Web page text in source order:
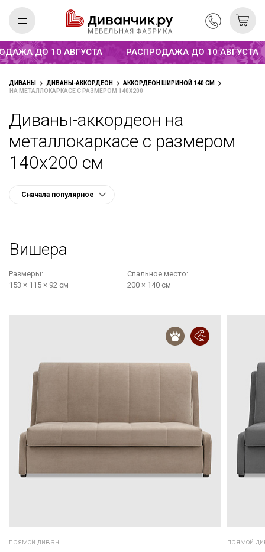
Распродажа до 10 августа
ДО 10 АВГУСТА
РАСПРОДАЖА ДО 10 АВГУСТА
ДИВАНЫ ДИВАНЫ-АККОРДЕОН
АККОРДЕОН ШИРИНОЙ 140 СМ
НА МЕТАЛЛОКАРКАСЕ С РАЗМЕРОМ 140Х200
Диваны-аккордеон на
металлокаркасе с размером
140х200 см
Вишера
Размеры:
153 × 115 × 92 см
Cпальное место:
200 × 140 см
прямой диван прямой
коллекция